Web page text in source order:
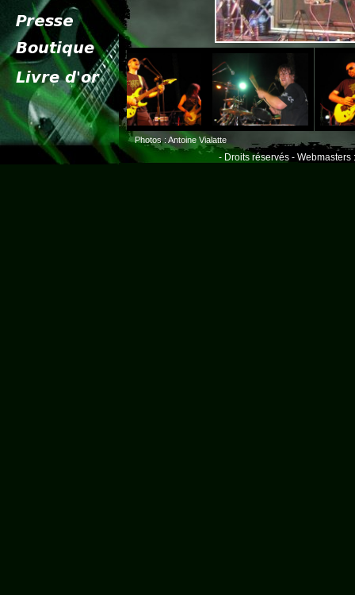
Photos : Antoine Vialatte
- Droits réservés - Webmasters